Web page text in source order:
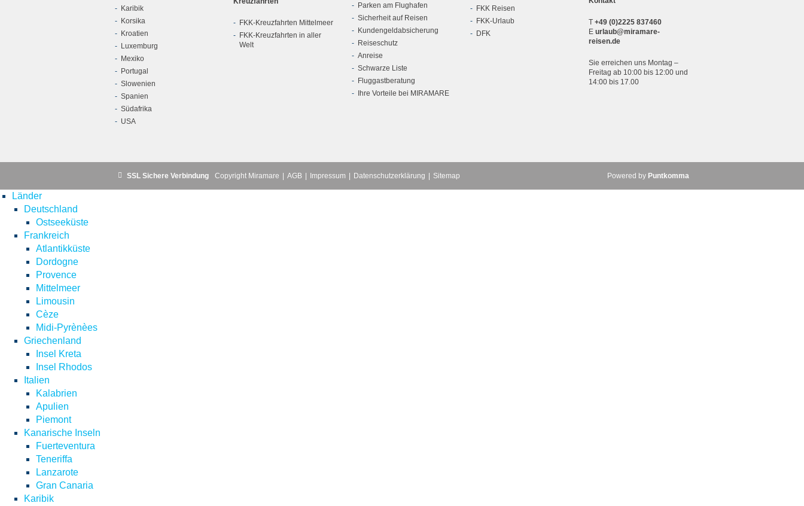
Karibik
Korsika
Kroatien
Luxemburg
Mexiko
Portugal
Slowenien
Spanien
Südafrika
USA
FKK-Kreuzfahrten Mittelmeer
FKK-Kreuzfahrten in aller
Welt
Parken am Flughafen
Sicherheit auf Reisen
Kundengeldabsicherung
Reiseschutz
Anreise
Schwarze Liste
Fluggastberatung
Ihre Vorteile bei MIRAMARE
FKK Reisen
FKK-Urlaub
DFK
T +49 (0)2225 837460
E urlaub@miramare-
reisen.de
Sie erreichen uns Montag –
Freitag ab 10:00 bis 12:00 und
14:00 bis 17.00
SSL Sichere Verbindung Copyright Miramare AGB Impressum Datenschutzerklärung Sitemap Powered by Puntkomma
Länder
Deutschland
Ostseeküste
Frankreich
Atlantikküste
Dordogne
Provence
Mittelmeer
Limousin
Cèze
Midi-Pyrènèes
Griechenland
Insel Kreta
Insel Rhodos
Italien
Kalabrien
Apulien
Piemont
Kanarische Inseln
Fuerteventura
Teneriffa
Lanzarote
Gran Canaria
Karibik